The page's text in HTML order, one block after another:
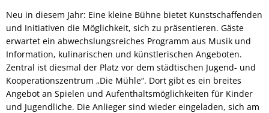
Neu in diesem Jahr: Eine kleine Bühne bietet Kunstschaffenden
und Initiativen die Möglichkeit, sich zu präsentieren. Gäste
erwartet ein abwechslungsreiches Programm aus Musik und
Information, kulinarischen und künstlerischen Angeboten.
Zentral ist diesmal der Platz vor dem städtischen Jugend- und
Kooperationszentrum „Die Mühle“. Dort gibt es ein breites
Angebot an Spielen und Aufenthaltsmöglichkeiten für Kinder
und Jugendliche. Die Anlieger sind wieder eingeladen, sich am